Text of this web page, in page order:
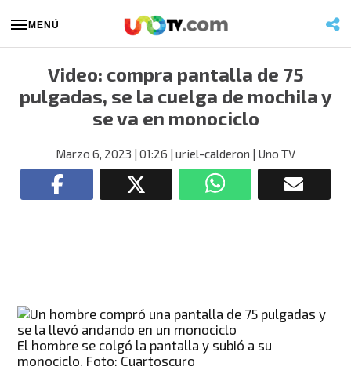
MENÚ
Video: compra pantalla de 75
pulgadas, se la cuelga de mochila y
se va en monociclo
Marzo 6, 2023 | 01:26 | uriel-calderon | Uno TV
El hombre se colgó la pantalla y subió a su
monociclo. Foto: Cuartoscuro